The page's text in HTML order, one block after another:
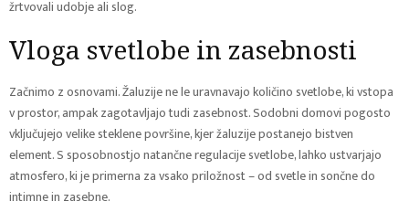
žrtvovali udobje ali slog.
Vloga svetlobe in zasebnosti
Začnimo z osnovami. Žaluzije ne le uravnavajo količino svetlobe, ki vstopa
v prostor, ampak zagotavljajo tudi zasebnost. Sodobni domovi pogosto
vključujejo velike steklene površine, kjer žaluzije postanejo bistven
element. S sposobnostjo natančne regulacije svetlobe, lahko ustvarjajo
atmosfero, ki je primerna za vsako priložnost – od svetle in sončne do
intimne in zasebne.